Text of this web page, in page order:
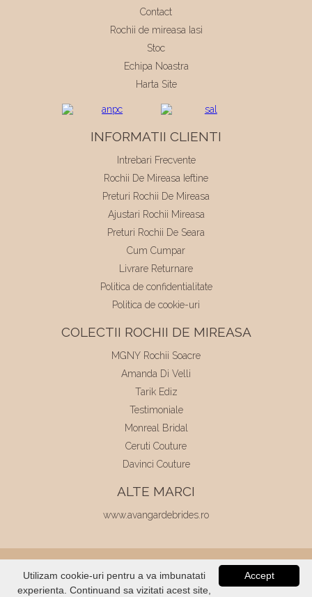
Contact
Rochii de mireasa Iasi
Stoc
Echipa Noastra
Harta Site
INFORMATII CLIENTI
Intrebari Frecvente
Rochii De Mireasa Ieftine
Preturi Rochii De Mireasa
Ajustari Rochii Mireasa
Preturi Rochii De Seara
Cum Cumpar
Livrare Returnare
Politica de confidentialitate
Politica de cookie-uri
COLECTII ROCHII DE MIREASA
MGNY Rochii Soacre
Amanda Di Velli
Tarik Ediz
Testimoniale
Monreal Bridal
Ceruti Couture
Davinci Couture
ALTE MARCI
www.avangardebrides.ro
© 2026Elite Mariaj | Toate drepturile
rezervate
Dezvoltat de Voitin.com
Accept
Utilizam cookie-uri pentru a va imbunatati
experienta. Continuand sa vizitati acest site,